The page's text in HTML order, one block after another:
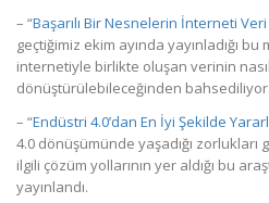
– “Başarılı Bir Nesnelerin İnterneti
geçtiğimiz ekim ayında yayınladığı
internetiyle birlikte oluşan verinin
dönüştürülebileceğinden bahsediliyor.
– “Endüstri 4.0’dan En İyi Şekilde
4.0 dönüşümünde yaşadığı
ilgili çözüm yollarının yer aldığı bu
yayınlandı.